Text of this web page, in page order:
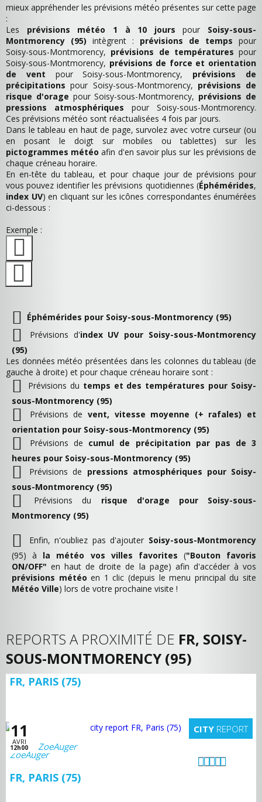
mieux appréhender les prévisions météo présentes sur cette page
:
Les prévisions météo 1 à 10 jours pour Soisy-sous-
Montmorency (95) intègrent : prévisions de temps pour
Soisy-sous-Montmorency, prévisions de températures pour
Soisy-sous-Montmorency, prévisions de force et orientation
de vent pour Soisy-sous-Montmorency, prévisions de
précipitations pour Soisy-sous-Montmorency, prévisions de
risque d'orage pour Soisy-sous-Montmorency, prévisions de
pressions atmosphériques pour Soisy-sous-Montmorency.
Ces prévisions météo sont réactualisées 4 fois par jours.
Dans le tableau en haut de page, survolez avec votre curseur (ou
en posant le doigt sur mobiles ou tablettes) sur les
pictogrammes météo afin d'en savoir plus sur les prévisions de
chaque créneau horaire.
En en-tête du tableau, et pour chaque jour de prévisions pour
vous pouvez identifier les prévisions quotidiennes (Éphémérides,
index UV) en cliquant sur les icônes correspondantes énumérées
ci-dessous :
Exemple :
Éphémérides pour Soisy-sous-Montmorency (95)
Prévisions d'index UV pour Soisy-sous-Montmorency
(95)
Les données météo présentées dans les colonnes du tableau (de
gauche à droite) et pour chaque créneau horaire sont :
Prévisions du temps et des températures pour Soisy-
sous-Montmorency (95)
Prévisions de vent, vitesse moyenne (+ rafales) et
orientation pour Soisy-sous-Montmorency (95)
Prévisions de cumul de précipitation par pas de 3
heures pour Soisy-sous-Montmorency (95)
Prévisions de pressions atmosphériques pour Soisy-
sous-Montmorency (95)
Prévisions du risque d'orage pour Soisy-sous-
Montmorency (95)
Enfin, n'oubliez pas d'ajouter Soisy-sous-Montmorency
(95) à la météo vos villes favorites ("Bouton favoris
ON/OFF" en haut de droite de la page) afin d'accéder à vos
prévisions météo en 1 clic (depuis le menu principal du site
Météo Ville) lors de votre prochaine visite !
REPORTS A PROXIMITÉ DE FR, SOISY-
SOUS-MONTMORENCY (95)
FR, PARIS (75)
11
AVRI
12h00
CITY REPORT
ZoeAuger
FR, PARIS (75)